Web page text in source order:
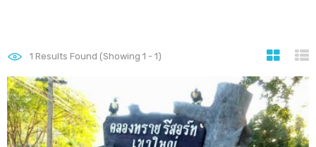
1 Results Found (Showing 1 - 1)